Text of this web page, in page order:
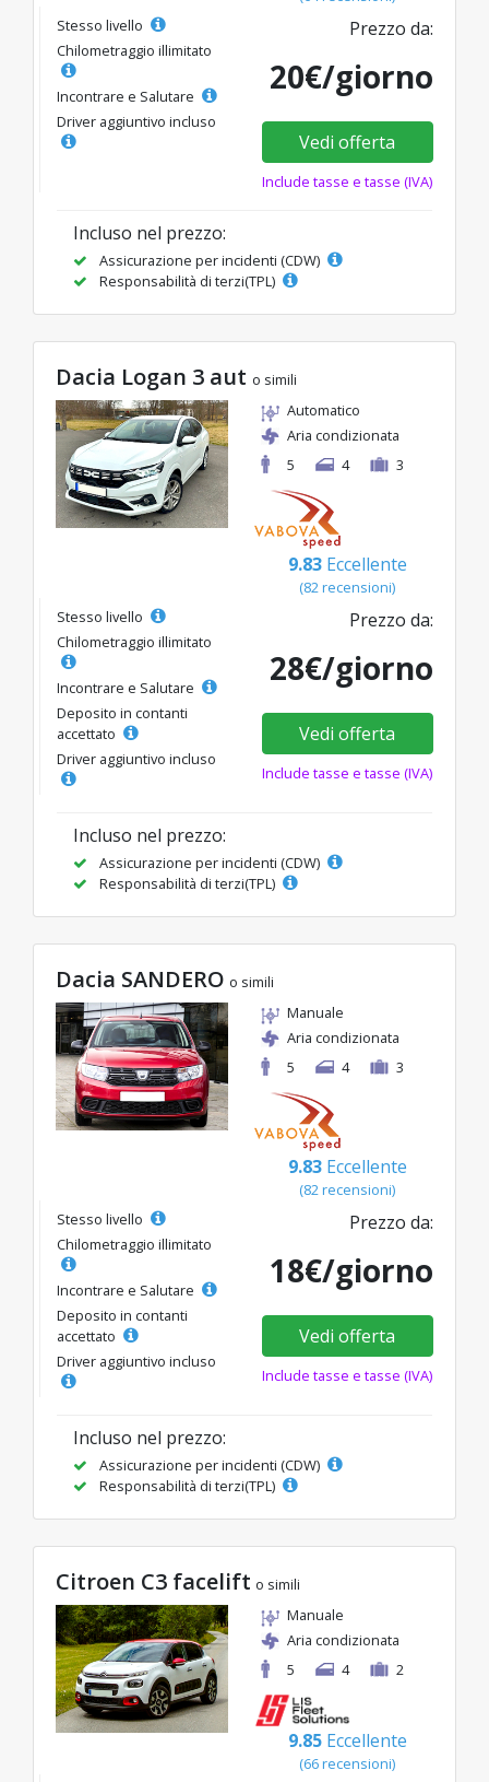
Stesso livello
Chilometraggio illimitato
Incontrare e Salutare
Driver aggiuntivo incluso
Prezzo da:
20€/giorno
Vedi offerta
Include tasse e tasse (IVA)
Incluso nel prezzo:
Assicurazione per incidenti (CDW)
Responsabilità di terzi(TPL)
Dacia Logan 3 aut o simili
Automatico
Aria condizionata
5
4 3
9.83 Eccellente
(82 recensioni)
Stesso livello
Chilometraggio illimitato
Incontrare e Salutare
Deposito in contanti
accettato
Driver aggiuntivo incluso
Prezzo da:
28€/giorno
Vedi offerta
Include tasse e tasse (IVA)
Incluso nel prezzo:
Assicurazione per incidenti (CDW)
Responsabilità di terzi(TPL)
Dacia SANDERO o simili
Manuale
Aria condizionata
5
4 3
9.83 Eccellente
(82 recensioni)
Stesso livello
Chilometraggio illimitato
Incontrare e Salutare
Deposito in contanti
accettato
Driver aggiuntivo incluso
Prezzo da:
18€/giorno
Vedi offerta
Include tasse e tasse (IVA)
Incluso nel prezzo:
Assicurazione per incidenti (CDW)
Responsabilità di terzi(TPL)
Citroen C3 facelift o simili
Manuale
Aria condizionata
5
4 2
9.85 Eccellente
(66 recensioni)